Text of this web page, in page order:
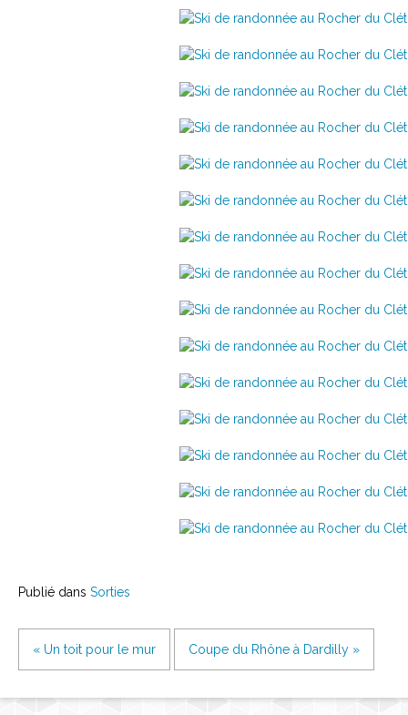
Publié dans Sorties
« Un toit pour le mur Coupe du Rhône à Dardilly »